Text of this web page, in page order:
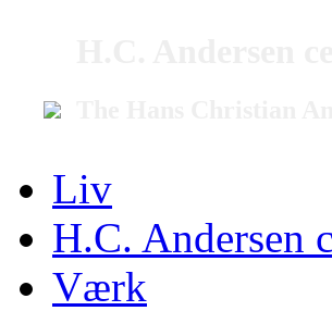
Liv
H.C. Andersen
Værk